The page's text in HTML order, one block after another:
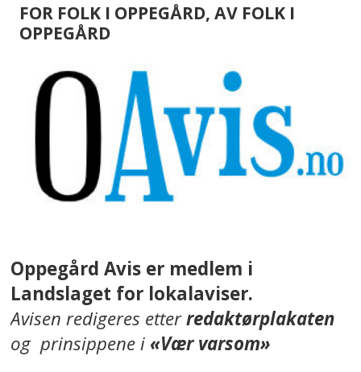
FOR FOLK I OPPEGÅRD, AV FOLK I
OPPEGÅRD
Oppegård Avis er medlem i
Landslaget for lokalaviser.
Avisen redigeres etterredaktørplakaten
og prinsippene i«Vær varsom»